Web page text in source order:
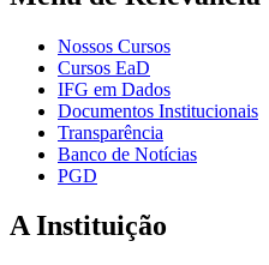
Nossos Cursos
Cursos EaD
IFG em Dados
Documentos Institucionais
Transparência
Banco de Notícias
PGD
A Instituição